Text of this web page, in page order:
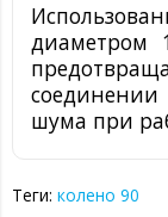
соединении
шума при
Теги: колено 90